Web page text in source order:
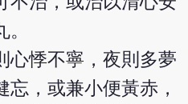
心悸不寧，夜則多夢
忘，或兼小便黃赤，